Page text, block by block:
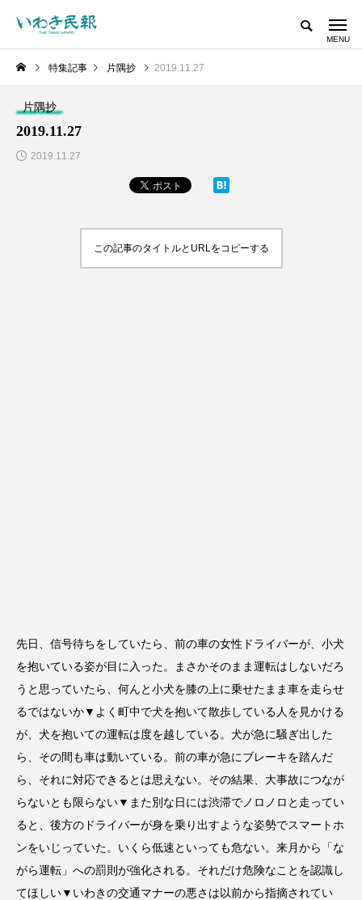
特集記事 片隅抄 2019.11.27
片隅抄
2019.11.27
2019.11.27
この記事のタイトルとURLをコピーする
先日、信号待ちをしていたら、前の車の女性ドライバーが、小犬
を抱いている姿が目に入った。まさかそのまま運転はしないだろ
うと思っていたら、何んと小犬を膝の上に乗せたまま車を走らせ
るではないか▼よく町中で犬を抱いて散歩している人を見かける
が、犬を抱いての運転は度を越している。犬が急に騒ぎ出した
ら、その間も車は動いている。前の車が急にブレーキを踏んだ
ら、それに対応できるとは思えない。その結果、大事故につなが
らないとも限らない▼また別な日には渋滞でノロノロと走ってい
ると、後方のドライバーが身を乗り出すような姿勢でスマートホ
ンをいじっていた。いくら低速といっても危ない。来月から「な
がら運転」への罰則が強化される。それだけ危険なことを認識し
てほしい▼いわきの交通マナーの悪さは以前から指摘されてい